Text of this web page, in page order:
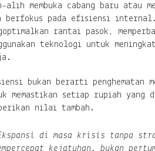
alih membuka cabang baru atau
berfokus pada efisiensi
rantai pasok,
teknologi untuk
bukan berarti penghematan
memastikan setiap rupiah yang
nilai tambah.
di masa krisis tanpa
kejatuhan, bukan